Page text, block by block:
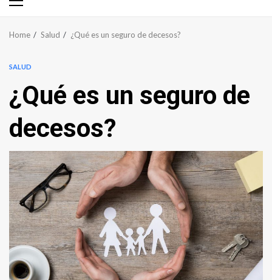
Primary
Home Salud ¿Qué es un seguro de decesos?
SALUD
¿Qué es un seguro de
decesos?